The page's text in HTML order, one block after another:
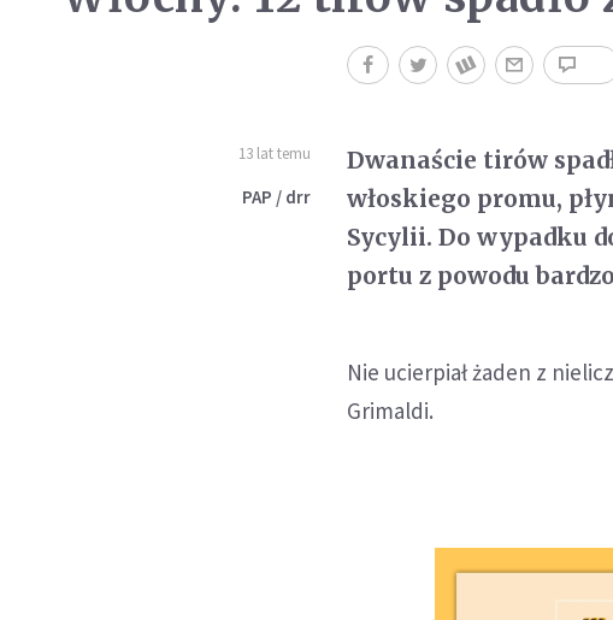
13 lat temu
PAP / drr
Dwanaście tirów
włoskiego promu,
Sycylii. Do wypadku
portu z powodu
Nie ucierpiał żaden z
Grimaldi.